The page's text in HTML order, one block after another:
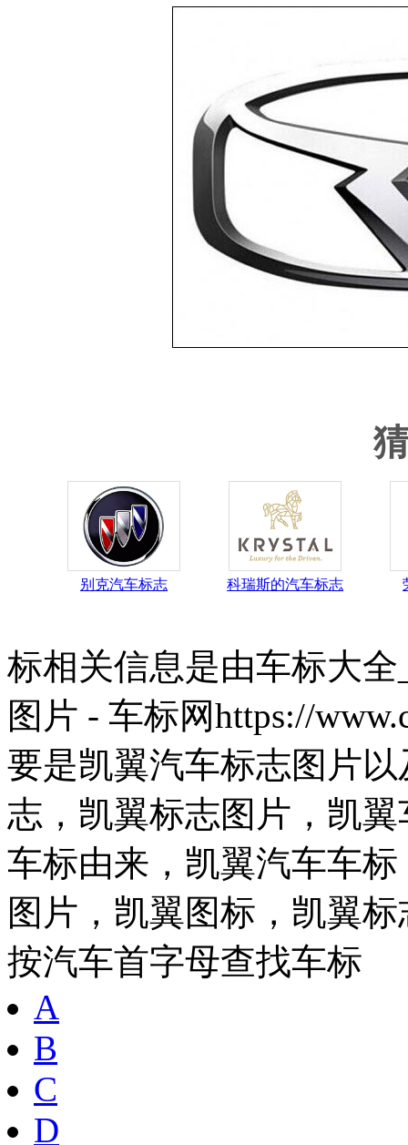
别克汽车标志 科瑞斯的汽车标志
标相关信息是由车标大
图片 - 车标网https://
要是凯翼汽车标志图片
志，凯翼标志图片，凯
车标由来，凯翼汽车车
图片，凯翼图标，凯翼
按汽车首字母查找车标
A
B
C
D